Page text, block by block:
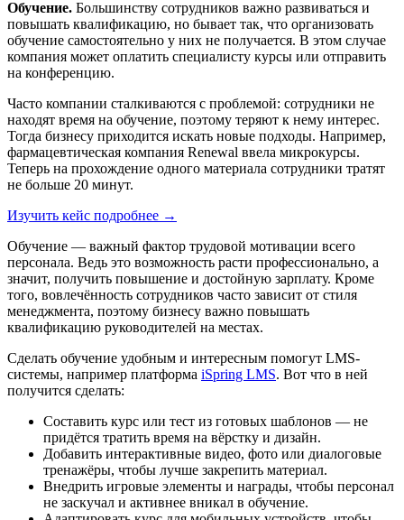
Обучение. Большинству сотрудников важно развиваться и
повышать квалификацию, но бывает так, что организовать
обучение самостоятельно у них не получается. В этом случае
компания может оплатить специалисту курсы или отправить
на конференцию.
Часто компании сталкиваются с проблемой: сотрудники не
находят время на обучение, поэтому теряют к нему интерес.
Тогда бизнесу приходится искать новые подходы. Например,
фармацевтическая компания Renewal ввела микрокурсы.
Теперь на прохождение одного материала сотрудники тратят
не больше 20 минут.
Изучить кейс подробнее →
Обучение — важный фактор трудовой мотивации всего
персонала. Ведь это возможность расти профессионально, а
значит, получить повышение и достойную зарплату. Кроме
того, вовлечённость сотрудников часто зависит от стиля
менеджмента, поэтому бизнесу важно повышать
квалификацию руководителей на местах.
Сделать обучение удобным и интересным помогут LMS-
системы, например платформа iSpring LMS. Вот что в ней
получится сделать:
Составить курс или тест из готовых шаблонов — не
придётся тратить время на вёрстку и дизайн.
Добавить интерактивные видео, фото или диалоговые
тренажёры, чтобы лучше закрепить материал.
Внедрить игровые элементы и награды, чтобы персонал
не заскучал и активнее вникал в обучение.